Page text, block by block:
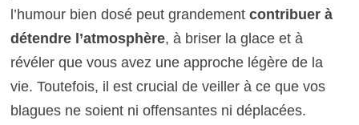
l’humour bien dosé peut grandement contribuer à
détendre l’atmosphère, à briser la glace et à
révéler que vous avez une approche légère de la
vie. Toutefois, il est crucial de veiller à ce que vos
blagues ne soient ni offensantes ni déplacées.